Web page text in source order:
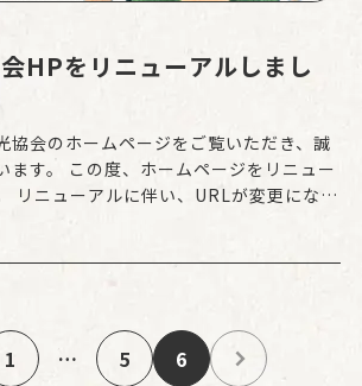
HPをリニューアルしまし
協会のホームページをご覧いただき、誠
ます。 この度、ホームページをリニュー
リニューアルに伴い、URLが変更になり
の「お気に入り」「ブックマーク」
1 … 5 6